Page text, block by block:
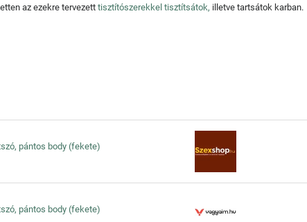
az ezekre tervezett tisztítószerekkel tisztítsátok, illetve tartsátok karban.
pántos body (fekete)
pántos body (fekete)